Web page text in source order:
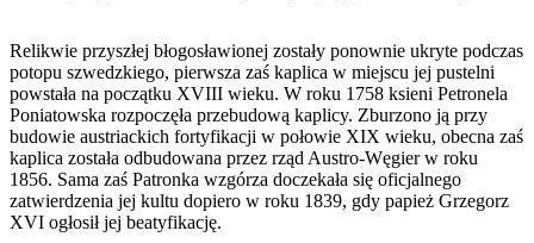
Relikwie przyszłej błogosławionej zostały ponownie ukryte podczas
potopu szwedzkiego, pierwsza zaś kaplica w miejscu jej pustelni
powstała na początku XVIII wieku. W roku 1758 ksieni Petronela
Poniatowska rozpoczęła przebudową kaplicy. Zburzono ją przy
budowie austriackich fortyfikacji w połowie XIX wieku, obecna zaś
kaplica została odbudowana przez rząd Austro-Węgier w roku
1856. Sama zaś Patronka wzgórza doczekała się oficjalnego
zatwierdzenia jej kultu dopiero w roku 1839, gdy papież Grzegorz
XVI ogłosił jej beatyfikację.